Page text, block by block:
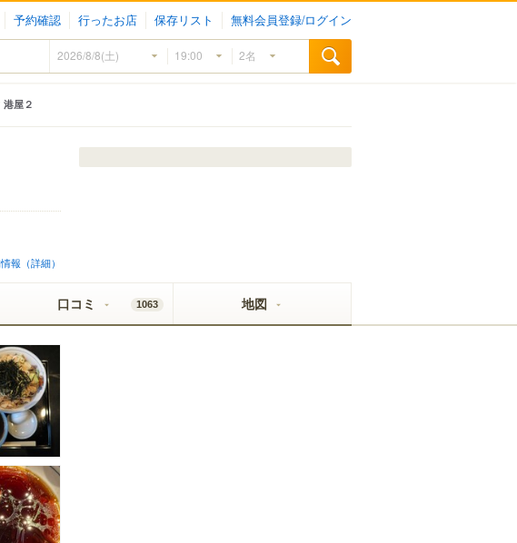
予約確認 行ったお店 保存リスト 無料会員登録/ログイン
港屋２
報（詳細）
口コミ 1063 地図